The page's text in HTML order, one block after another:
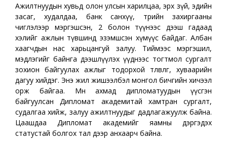
Ажилтнуудын хувьд олон улсын харилцаа, эрх зүй, эдийн
засаг, худалдаа, банк санхүү, төрийн захиргааны
чиглэлээр мэргэшсэн, 2 болон түүнээс дээш гадаад
хэлийг ажлын түвшинд эзэмшсэн хүмүүс байдаг. Албан
хаагчдын нас харьцангуй залуу. Тиймээс мэргэшил,
мэдлэгийг байнга дээшлүүлэх үүднээс тогтмол сургалт
зохион байгуулах ажлыг тодорхой төлөвлөгөө, хуваарийн
дагуу хийдэг. Энэ жил жишээлбэл монгол бичгийн хичээл
орж байгаа. Мөн ахмад дипломатуудын үүсгэн
байгуулсан Дипломат академитай хамтран сургалт,
судалгаа хийж, залуу ажилтнуудыг дадлагажуулж байна.
Цаашдаа Дипломат академийг яамны дэргэдэх
статустай болгох тал дээр анхаарч байна.